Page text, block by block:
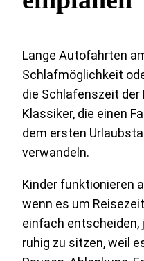
Lange Autofahrten
Schlafmöglichkeit
die Schlafenszeit der
Klassiker, die einen
dem ersten
verwandeln.
Kinder funktionieren
wenn es um
einfach
ruhig zu sitzen, weil